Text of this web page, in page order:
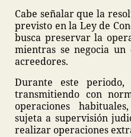
Cabe señalar que la
previsto en la Ley de
busca preservar la
mientras se negocia un
acreedores.
Durante este
transmitiendo con
operaciones
sujeta a supervisión
realizar operaciones